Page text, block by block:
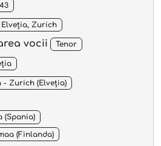
Elveția, Zurich
vocii Tenor
- Zurich (Elveția)
(Spania)
(Finlanda)